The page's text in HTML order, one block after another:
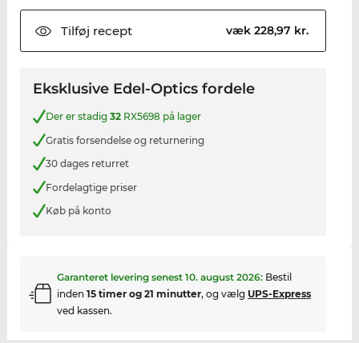
Tilføj recept væk 228,97 kr.
Eksklusive Edel-Optics fordele
Der er stadig 32RX5698 på lager
Gratis forsendelse og returnering
30 dages returret
Fordelagtige priser
Køb på konto
Garanteret levering senest 10. august 2026: Bestil
inden 15 timer og 21 minutter, og vælg UPS-Express
ved kassen.